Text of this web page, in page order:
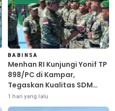
BABINSA
Menhan RI Kunjungi Yonif TP
898/PC di Kampar,
Tegaskan Kualitas SDM
Kunci Kekuatan TNI
1 hari yang lalu